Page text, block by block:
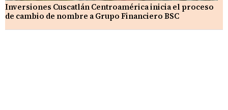
Inversiones Cuscatlán Centroamérica inicia el proceso
de cambio de nombre a Grupo Financiero BSC